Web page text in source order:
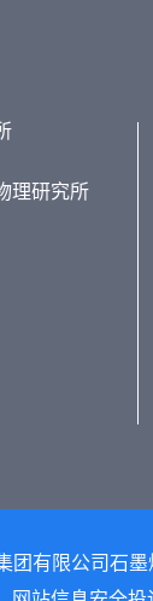
理研究所
团有限公司石